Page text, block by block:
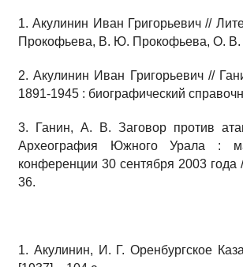
1. Акулинин Иван Григорьевич //
Прокофьева, В. Ю. Прокофьева, О. В.
2. Акулинин Иван Григорьевич //
1891-1945 : биографический
3. Ганин, А. В. Заговор против
Археография Южного Урала :
конференции 30 сентября 2003
36.
1. Акулинин, И. Г. Оренбургское